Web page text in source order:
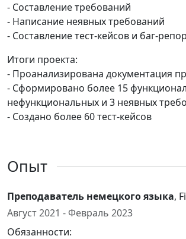
- Составление требований
- Написание неявных требований
- Составление тест-кейсов и баг-
Итоги проекта:
- Проанализирована документация
- Сформировано более 15
нефункциональных и 3 неявных
- Создано более 60 тест-кейсов
Опыт
Преподаватель немецкого языка,
Август 2021 - Февраль 2023
Обязанности: